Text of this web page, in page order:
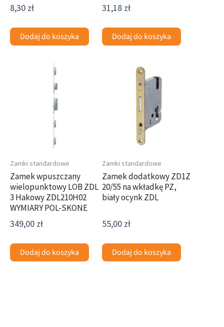
8,30 zł
Dodaj do koszyka
31,18 zł
Dodaj do koszyka
Zamki standardowe
Zamek wpuszczany
wielopunktowy LOB ZDL
3 Hakowy ZDL210H02
WYMIARY POL-SKONE
349,00 zł
Dodaj do koszyka
Zamki standardowe
Zamek dodatkowy ZD1Z
20/55 na wkładkę PZ,
biały ocynk ZDL
55,00 zł
Dodaj do koszyka